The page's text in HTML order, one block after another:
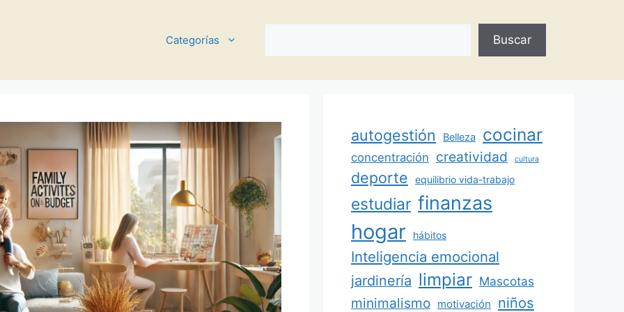
Categorías Buscar
autogestión Belleza cocinar
concentración creatividad cultura
deporte equilibrio vida-trabajo
estudiar finanzas
hogar hábitos
Inteligencia emocional
jardinería limpiar Mascotas
minimalismo motivación niños